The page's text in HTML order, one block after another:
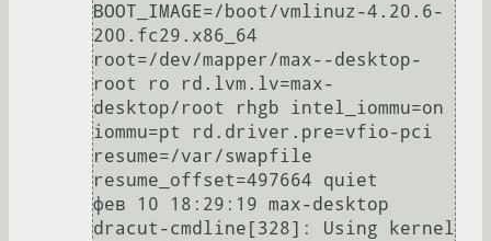
BOOT_IMAGE=/boot/vmlinuz-4.20.6-
200.fc29.x86_64
root=/dev/mapper/max--desktop-
root ro rd.lvm.lv=max-
desktop/root rhgb intel_iommu=on
iommu=pt rd.driver.pre=vfio-pci
resume=/var/swapfile
resume_offset=497664 quiet
фев 10 18:29:19 max-desktop
dracut-cmdline[328]: Using kernel